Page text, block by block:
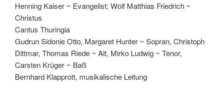
Henning Kaiser ~ Evangelist; Wolf Matthias Friedrich ~
Christus
Cantus Thuringia
Gudrun Sidonie Otto, Margaret Hunter ~ Sopran, Christoph
Dittmar, Thomas Riede ~ Alt, Mirko Ludwig ~ Tenor,
Carsten Krüger ~ Baß
Bernhard Klapprott, musikalische Leitung